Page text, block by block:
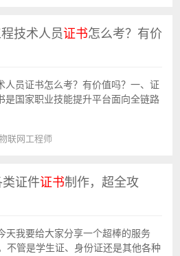
技术人员证书怎么考？有价
人员证书怎么考？有价值吗？一、证
是国家职业技能提升平台面向全链路
联网工程师
证件证书制作，超全攻
天我要给大家分享一个超棒的服务
管是学生证、身份证还是其他各种